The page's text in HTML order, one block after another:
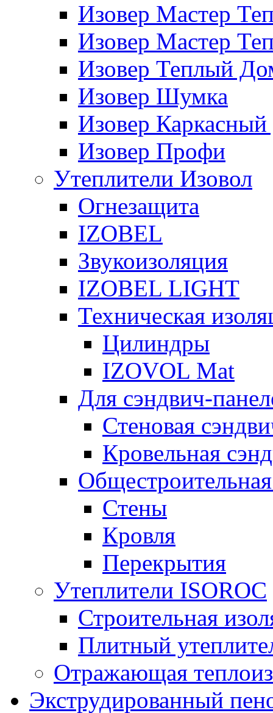
Изовер Мастер
Изовер Мастер
Изовер Теплый
Изовер Шумка
Изовер
Изовер Профи
Утеплители Изовол
Огнезащита
IZOBEL
Звукоизоляция
IZOBEL LIGHT
Техническая
Цилиндры
IZOVOL Mat
Для сэндвич-
Стеновая
Кровельная
Стены
Кровля
Перекрытия
Утеплители ISOROC
Строительная
Плитный
Отражающая
Экструдированный